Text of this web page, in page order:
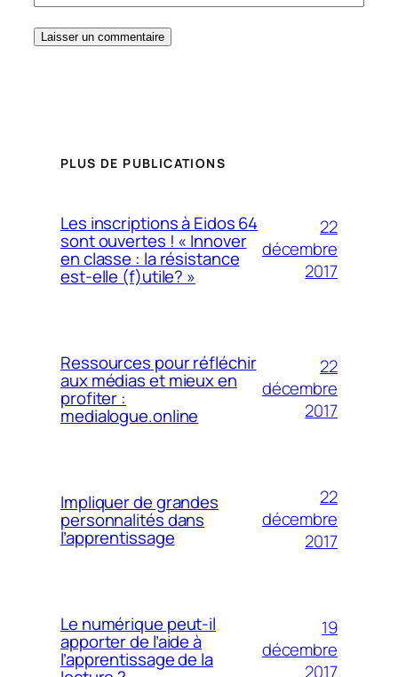
PLUS DE PUBLICATIONS
Les inscriptions à Eidos 64
sont ouvertes ! « Innover
en classe : la résistance
est-elle (f)utile? »
22
décembre
2017
Ressources pour réfléchir
aux médias et mieux en
profiter :
medialogue.online
22
décembre
2017
Impliquer de grandes
personnalités dans
l’apprentissage
22
décembre
2017
Le numérique peut-il
apporter de l’aide à
l’apprentissage de la
19
décembre
2017